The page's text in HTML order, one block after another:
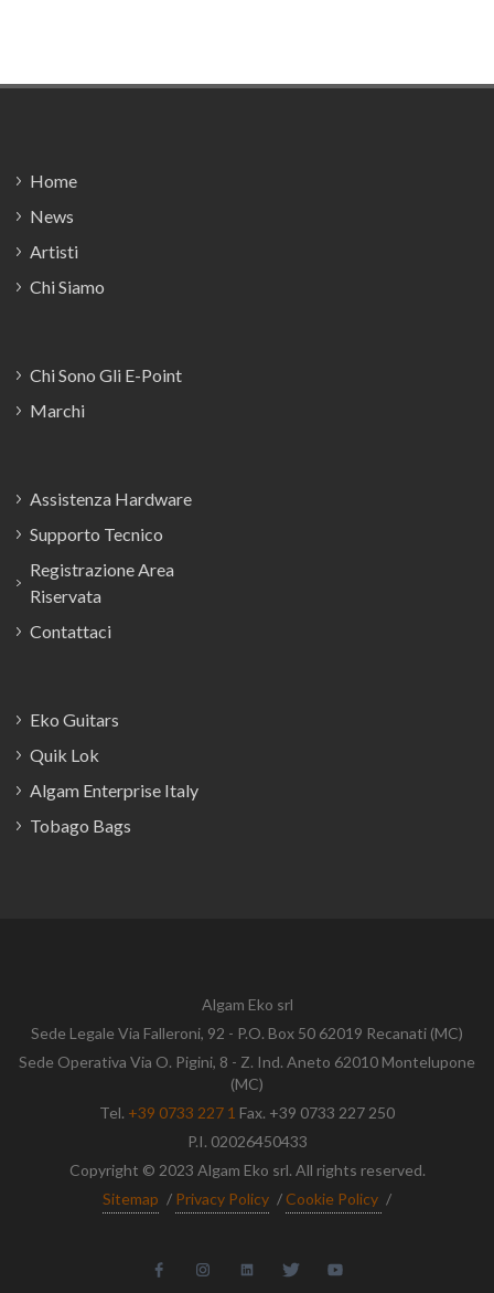
Home
News
Artisti
Chi Siamo
Chi Sono Gli E-Point
Marchi
Assistenza Hardware
Supporto Tecnico
Registrazione Area
Riservata
Contattaci
Eko Guitars
Quik Lok
Algam Enterprise Italy
Tobago Bags
Algam Eko srl
Sede Legale Via Falleroni, 92 - P.O. Box 50 62019 Recanati (MC)
Sede Operativa Via O. Pigini, 8 - Z. Ind. Aneto 62010 Montelupone
(MC)
Tel. +39 0733 227 1 Fax. +39 0733 227 250
P.I. 02026450433
Copyright © 2023 Algam Eko srl. All rights reserved.
Sitemap / Privacy Policy / Cookie Policy /